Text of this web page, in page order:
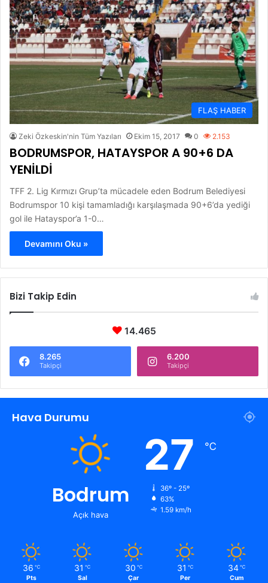
FLAŞ HABER
Zeki Özkeskin'nin Tüm Yazıları Ekim 15, 2017 0 2.153
BODRUMSPOR, HATAYSPOR A 90+6 DA
YENİLDİ
TFF 2. Lig Kırmızı Grup’ta mücadele eden Bodrum Belediyesi
Bodrumspor 10 kişi tamamladığı karşılaşmada 90+6’da yediği
gol ile Hatayspor’a 1-0…
Devamını Oku »
Bizi Takip Edin
14.465
8.265
Takipçi
6.200
Takipçi
Hava Durumu
Bodrum
Açık hava
27 ℃
36º - 25º
63%
1.59 km/h
36 ℃
Pts
31 ℃
Sal
30 ℃
Çar
31 ℃
Per
34 ℃
Cum